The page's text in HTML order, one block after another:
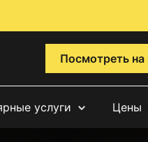
Посмотреть на
услуги Цены